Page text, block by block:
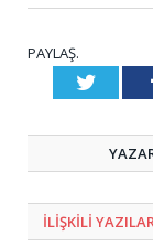
PAYLAŞ.
ILIŞKILI